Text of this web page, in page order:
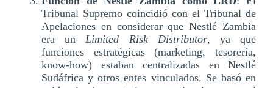
Tribunal Supremo coincidió con el Tribunal de
Apelaciones en considerar que Nestlé Zambia
era un Limited Risk Distributor, ya que
funciones estratégicas (marketing, tesorería,
know-how) estaban centralizadas en Nestlé
Sudáfrica y otros entes vinculados. Se basó en